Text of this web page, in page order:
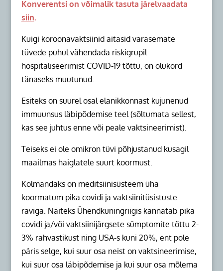
Konverentsi on võimalik tasuta järelvaadata
siin.
Kuigi koroonavaktsiinid aitasid varasemate
tüvede puhul vähendada riskigrupil
hospitaliseerimist COVID-19 tõttu, on olukord
tänaseks muutunud.
Esiteks on suurel osal elanikkonnast kujunenud
immuunsus läbipõdemise teel (sõltumata sellest,
kas see juhtus enne või peale vaktsineerimist).
Teiseks ei ole omikron tüvi põhjustanud kusagil
maailmas haiglatele suurt koormust.
Kolmandaks on meditsiinisüsteem üha
koormatum pika covidi ja vaktsiinitüsistuste
raviga. Näiteks Ühendkuningriigis kannatab pika
covidi ja/või vaktsiinijärgsete sümptomite tõttu 2-
3% rahvastikust ning USA-s kuni 20%, ent pole
päris selge, kui suur osa neist on vaktsineerimise,
kui suur osa läbipõdemise ja kui suur osa mõlema